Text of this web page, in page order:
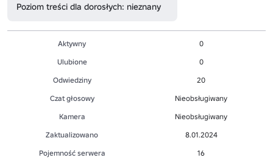
Poziom treści dla dorosłych: nieznany
Aktywny
0
Ulubione
0
Odwiedziny
20
Czat głosowy
Nieobsługiwany
Kamera
Nieobsługiwany
Zaktualizowano
8.01.2024
Pojemność serwera
16